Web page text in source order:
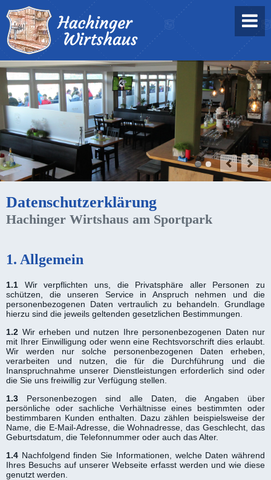
Datenschutzerklärung
Hachinger Wirtshaus am Sportpark
1. Allgemein
1.1 Wir verpflichten uns, die Privatsphäre aller Personen zu
schützen, die unseren Service in Anspruch nehmen und die
personenbezogenen Daten vertraulich zu behandeln. Grundlage
hierzu sind die jeweils geltenden gesetzlichen Bestimmungen.
1.2 Wir erheben und nutzen Ihre personenbezogenen Daten nur
mit Ihrer Einwilligung oder wenn eine Rechtsvorschrift dies erlaubt.
Wir werden nur solche personenbezogenen Daten erheben,
verarbeiten und nutzen, die für die Durchführung und die
Inanspruchnahme unserer Dienstleistungen erforderlich sind oder
die Sie uns freiwillig zur Verfügung stellen.
1.3 Personenbezogen sind alle Daten, die Angaben über
persönliche oder sachliche Verhältnisse eines bestimmten oder
bestimmbaren Kunden enthalten. Dazu zählen beispielsweise der
Name, die E-Mail-Adresse, die Wohnadresse, das Geschlecht, das
Geburtsdatum, die Telefonnummer oder auch das Alter.
1.4 Nachfolgend finden Sie Informationen, welche Daten während
Ihres Besuchs auf unserer Webseite erfasst werden und wie diese
genutzt werden.